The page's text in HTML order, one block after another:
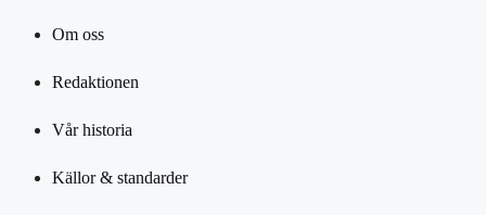
Om oss
Redaktionen
Vår historia
Källor & standarder